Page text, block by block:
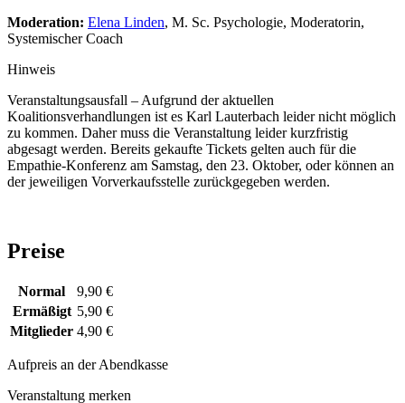
Moderation: Elena Linden, M. Sc. Psychologie, Moderatorin,
Systemischer Coach
Hinweis
Veranstaltungsausfall – Aufgrund der aktuellen
Koalitionsverhandlungen ist es Karl Lauterbach leider nicht möglich
zu kommen. Daher muss die Veranstaltung leider kurzfristig
abgesagt werden. Bereits gekaufte Tickets gelten auch für die
Empathie-Konferenz am Samstag, den 23. Oktober, oder können an
der jeweiligen Vorverkaufsstelle zurückgegeben werden.
Preise
Normal
9,90 €
Ermäßigt 5,90 €
Mitglieder 4,90 €
Aufpreis an der Abendkasse
Veranstaltung merken